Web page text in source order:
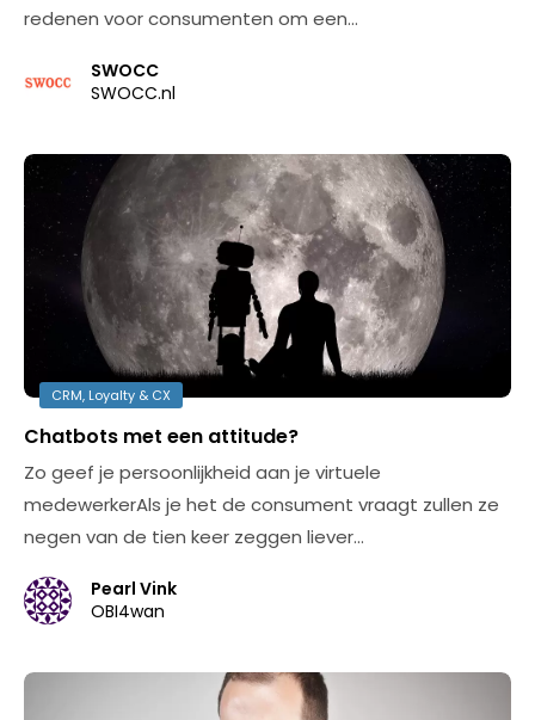
redenen voor consumenten om een…
SWOCC
SWOCC.nl
CRM, Loyalty & CX
Chatbots met een attitude?
Zo geef je persoonlijkheid aan je virtuele
medewerkerAls je het de consument vraagt zullen ze
negen van de tien keer zeggen liever…
Pearl Vink
OBI4wan